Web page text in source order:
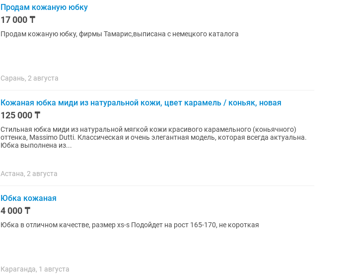
Продам кожаную юбку
17 000 ₸
Продам кожаную юбку, фирмы Тамарис,выписана с немецкого каталога
Сарань, 2 августа
Кожаная юбка миди из натуральной кожи, цвет карамель / коньяк, новая
125 000 ₸
Стильная юбка миди из натуральной мягкой кожи красивого карамельного (коньячного)
оттенка, Massimo Dutti. Классическая и очень элегантная модель, которая всегда актуальна.
Юбка выполнена из...
Астана, 2 августа
Юбка кожаная
4 000 ₸
Юбка в отличном качестве, размер xs-s Подойдет на рост 165-170, не короткая
Караганда, 1 августа